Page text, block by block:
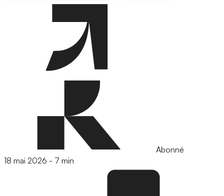
Abonné
18 mai 2026 - 7 min